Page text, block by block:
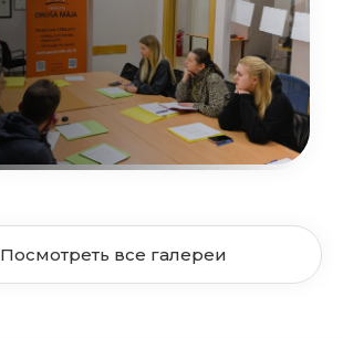
Посмотреть все галереи